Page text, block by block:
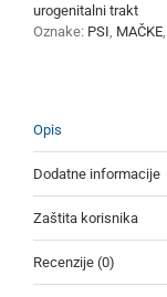
urogenitalni trakt
Oznake: PSI MAČKE
Opis
Dodatne informacije
Zaštita korisnika
Recenzije (0)